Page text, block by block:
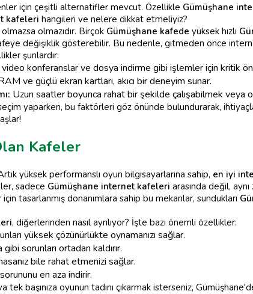
için çeşitli alternatifler mevcut. Özellikle Gümüşhane
kafeleri hangileri ve nelere dikkat etmeliyiz?
olmazıdır. Birçok Gümüşhane kafede yüksek hızlı
değişiklik gösterebilir. Bu nedenle, gitmeden önce
şunlardır:
konferanslar ve dosya indirme gibi işlemler için kritik
ve güçlü ekran kartları, akıcı bir deneyim sunar.
Uzun saatler boyunca rahat bir şekilde çalışabilmek veya
yaparken, bu faktörleri göz önünde bulundurarak,
Kafeler
yüksek performanslı oyun bilgisayarlarına sahip, en iyi
sadece Gümüşhane internet kafeleri arasında değil,
tasarlanmış donanımlara sahip bu mekanlar, sundukları
, diğerlerinden nasıl ayrılıyor? İşte bazı önemli özellikler:
yüksek çözünürlükte oynamanızı sağlar.
sorunları ortadan kaldırır.
bile rahat etmenizi sağlar.
en aza indirir.
tek başınıza oyunun tadını çıkarmak isterseniz,